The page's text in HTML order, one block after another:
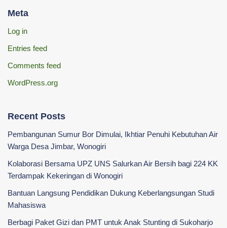
Meta
Log in
Entries feed
Comments feed
WordPress.org
Recent Posts
Pembangunan Sumur Bor Dimulai, Ikhtiar Penuhi Kebutuhan Air
Warga Desa Jimbar, Wonogiri
Kolaborasi Bersama UPZ UNS Salurkan Air Bersih bagi 224 KK
Terdampak Kekeringan di Wonogiri
‎Bantuan Langsung Pendidikan Dukung Keberlangsungan Studi
Mahasiswa ‎
Berbagi Paket Gizi dan PMT untuk Anak Stunting di Sukoharjo